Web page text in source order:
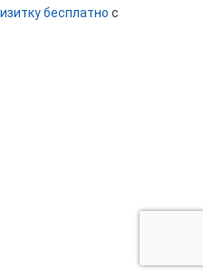
бесплатно с